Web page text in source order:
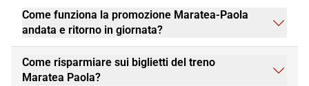
Come funziona la promozione Maratea-Paola
andata e ritorno in giornata?
Come risparmiare sui biglietti del treno
Maratea Paola?